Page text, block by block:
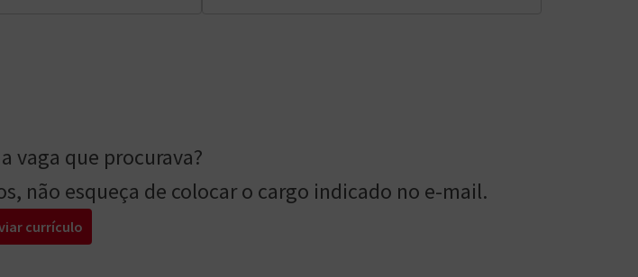
vaga que procurava?
não esqueça de colocar o cargo indicado no e-mail.
currículo